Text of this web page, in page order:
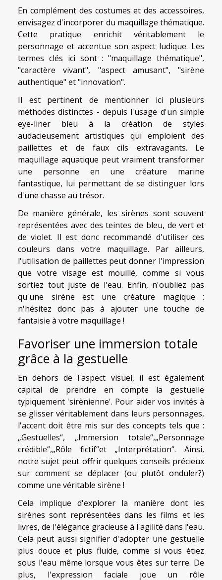
En complément des costumes et des accessoires,
envisagez d'incorporer du maquillage thématique.
Cette pratique enrichit véritablement le
personnage et accentue son aspect ludique. Les
termes clés ici sont : "maquillage thématique",
"caractère vivant", "aspect amusant", "sirène
authentique" et "innovation".
Il est pertinent de mentionner ici plusieurs
méthodes distinctes - depuis l'usage d'un simple
eye-liner bleu à la création de styles
audacieusement artistiques qui emploient des
paillettes et de faux cils extravagants. Le
maquillage aquatique peut vraiment transformer
une personne en une créature marine
fantastique, lui permettant de se distinguer lors
d'une chasse au trésor.
De manière générale, les sirènes sont souvent
représentées avec des teintes de bleu, de vert et
de violet. Il est donc recommandé d'utiliser ces
couleurs dans votre maquillage. Par ailleurs,
l'utilisation de paillettes peut donner l'impression
que votre visage est mouillé, comme si vous
sortiez tout juste de l'eau. Enfin, n'oubliez pas
qu'une sirène est une créature magique :
n'hésitez donc pas à ajouter une touche de
fantaisie à votre maquillage !
Favoriser une immersion totale
grâce à la gestuelle
En dehors de l'aspect visuel, il est également
capital de prendre en compte la gestuelle
typiquement 'sirènienne'. Pour aider vos invités à
se glisser véritablement dans leurs personnages,
l'accent doit être mis sur des concepts tels que :
„Gestuelles“, „Immersion totale“,„Personnage
crédible“,„Rôle fictif“et „Interprétation“. Ainsi,
notre sujet peut offrir quelques conseils précieux
sur comment se déplacer (ou plutôt onduler?)
comme une véritable sirène !
Cela implique d'explorer la manière dont les
sirènes sont représentées dans les films et les
livres, de l'élégance gracieuse à l'agilité dans l'eau.
Cela peut aussi signifier d'adopter une gestuelle
plus douce et plus fluide, comme si vous étiez
sous l'eau même lorsque vous êtes sur terre. De
plus, l'expression faciale joue un rôle